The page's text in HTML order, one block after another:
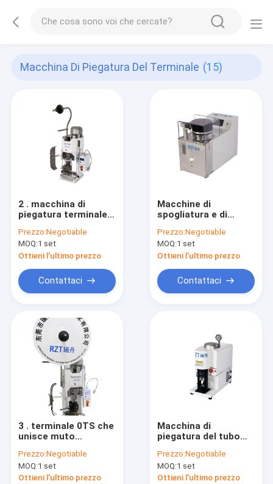
Macchina Di Piegatura Del Terminale (15)
2 . macchina di
piegatura terminale
per l'elaborazione del
cablaggio del cavo
Prezzo:Negotiable
MOQ:1 set
Ottieni l'ultimo prezzo
Contattaci
Macchine di
spogliatura e di
405MM della
metropolitana del
cavo in serie
automatico dell'Pre-
isolamento
Prezzo:Negotiable
MOQ:1 set
Ottieni l'ultimo prezzo
Contattaci
3 . terminale 0TS che
unisce muto
macchina 12 mesi
elettrico della
garanzia guidato
Prezzo:Negotiable
MOQ:1 set
Ottieni l'ultimo prezzo
Macchina di
piegatura del tubo
del metallo,
macchina di
piegatura
Prezzo:Negotiable
MOQ:1 set
Ottieni l'ultimo prezzo